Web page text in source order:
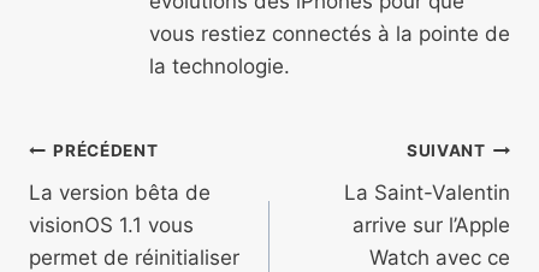
vous restiez connectés à la pointe de
la technologie.
Navigation
de
l’article
PRÉCÉDENT
La version bêta de
visionOS 1.1 vous
permet de réinitialiser
SUIVANT
La Saint-Valentin
arrive sur l’Apple
Watch avec ce